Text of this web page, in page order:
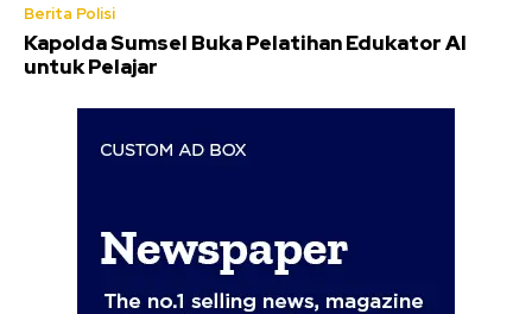
Berita Polisi
Kapolda Sumsel Buka Pelatihan Edukator AI
untuk Pelajar